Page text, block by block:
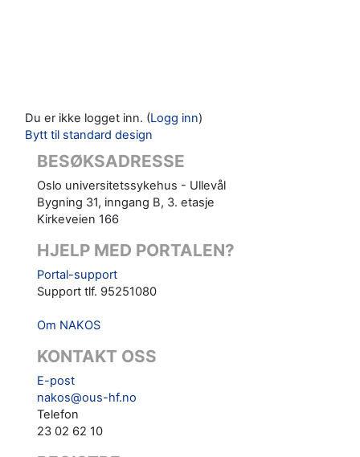
Du er ikke logget inn. (Logg inn)
Bytt til standard design
BESØKSADRESSE
Oslo universitetssykehus - Ullevål
Bygning 31, inngang B, 3. etasje
Kirkeveien 166
HJELP MED PORTALEN?
Portal-support
Support tlf. 95251080
Om NAKOS
KONTAKT OSS
E-post
nakos@ous-hf.no
Telefon
23 02 62 10